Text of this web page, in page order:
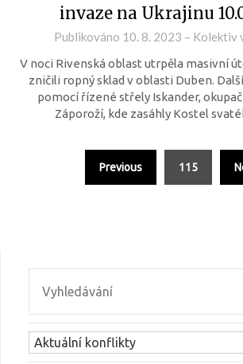
invaze na Ukrajinu
Publikováno 10. 8. 2023 – Kolektiv
V noci Rivenská oblast utrpěla masivní
zničili ropný sklad v oblasti Duben.
pomocí řízené střely Iskander,
Záporoží, kde zasáhly Kostel
Previous 115